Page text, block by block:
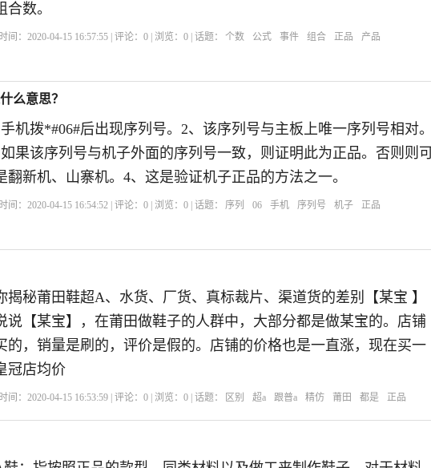
合数。
间：2020-04-15 16:57:55 | 评论：0 | 浏览：0 | 话题： 个数 公式 事件 组合 正品 产品
么意思？
机拨*#06#后出现序列号。2、该序列号与主板上唯一序列号相对。
果该序列号与机子外面的序列号一致，则证明此为正品。否则则可
翻新机、山寨机。4、这是验证机子正品的方法之一。
间：2020-04-15 16:54:52 | 评论：0 | 浏览：0 | 话题： 序列 06 手机 序列号 机子 正品
揭秘莆田鞋超A、水货、厂货、真标裁片、渠道货的差别【某宝 】
说【某宝】，在莆田做鞋子的人群中，大部分都是做某宝的。店铺
的，销量是刷的，评价是假的。店铺的价格也是一直涨，现在买一
冠店均价
间：2020-04-15 16:53:59 | 评论：0 | 浏览：0 | 话题： 区别 超a 跟普a 精仿 莆田 都是 正品